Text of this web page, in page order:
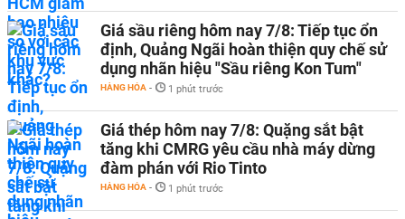
Giá sầu riêng hôm nay 7/8: Tiếp tục ổn
định, Quảng Ngãi hoàn thiện quy chế sử
dụng nhãn hiệu "Sầu riêng Kon Tum"
HÀNG HÓA - 1 phút trước
Giá thép hôm nay 7/8: Quặng sắt bật
tăng khi CMRG yêu cầu nhà máy dừng
đàm phán với Rio Tinto
HÀNG HÓA - 1 phút trước